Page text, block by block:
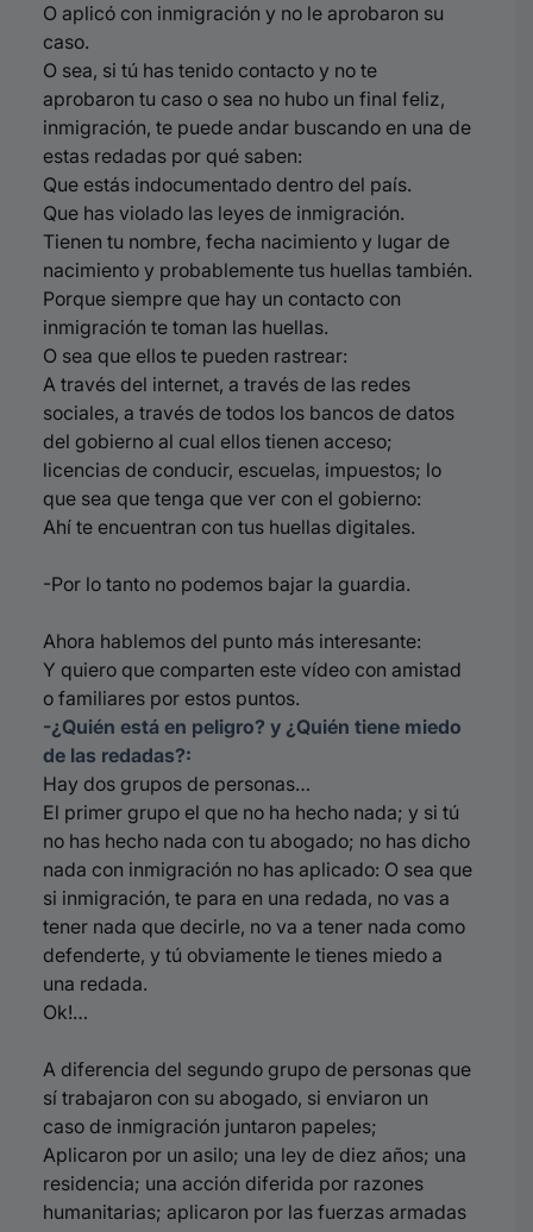
O aplicó con inmigración y no le aprobaron su
caso.
O sea, si tú has tenido contacto y no te
aprobaron tu caso o sea no hubo un final feliz,
inmigración, te puede andar buscando en una de
estas redadas por qué saben:
Que estás indocumentado dentro del país.
Que has violado las leyes de inmigración.
Tienen tu nombre, fecha nacimiento y lugar de
nacimiento y probablemente tus huellas también.
Porque siempre que hay un contacto con
inmigración te toman las huellas.
O sea que ellos te pueden rastrear:
A través del internet, a través de las redes
sociales, a través de todos los bancos de datos
del gobierno al cual ellos tienen acceso;
licencias de conducir, escuelas, impuestos; lo
que sea que tenga que ver con el gobierno:
Ahí te encuentran con tus huellas digitales.
-Por lo tanto no podemos bajar la guardia.
Ahora hablemos del punto más interesante:
Y quiero que comparten este vídeo con amistad
o familiares por estos puntos.
-¿Quién está en peligro? y ¿Quién tiene miedo
de las redadas?:
Hay dos grupos de personas…
El primer grupo el que no ha hecho nada; y si tú
no has hecho nada con tu abogado; no has dicho
nada con inmigración no has aplicado: O sea que
si inmigración, te para en una redada, no vas a
tener nada que decirle, no va a tener nada como
defenderte, y tú obviamente le tienes miedo a
una redada.
Ok!…
A diferencia del segundo grupo de personas que
sí trabajaron con su abogado, si enviaron un
caso de inmigración juntaron papeles;
Aplicaron por un asilo; una ley de diez años; una
residencia; una acción diferida por razones
humanitarias; aplicaron por las fuerzas armadas